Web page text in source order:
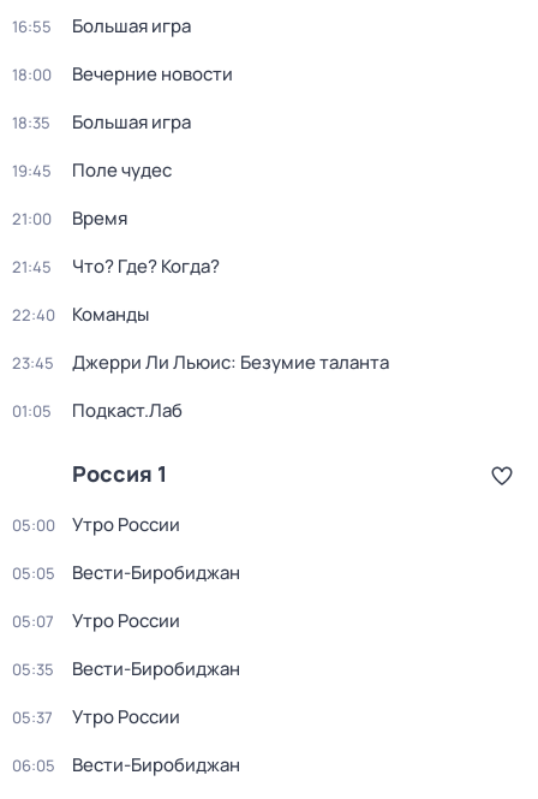
16:55 Большая игра
18:00 Вечерние новости
18:35 Большая игра
19:45 Поле чудес
21:00 Время
21:45 Что? Где? Когда?
22:40 Команды
23:45 Джерри Ли Льюис: Безумие таланта
01:05 Подкаст.Лаб
Россия 1
05:00 Утро России
05:05 Вести-Биробиджан
05:07 Утро России
05:35 Вести-Биробиджан
05:37 Утро России
06:05 Вести-Биробиджан